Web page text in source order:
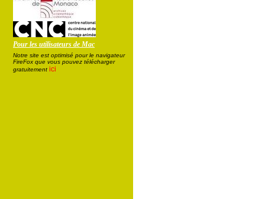
Pour les utilisateurs de Mac
Notre site est optimisé pour le navigateur
FireFox que vous pouvez télécharger
gratuitement ici